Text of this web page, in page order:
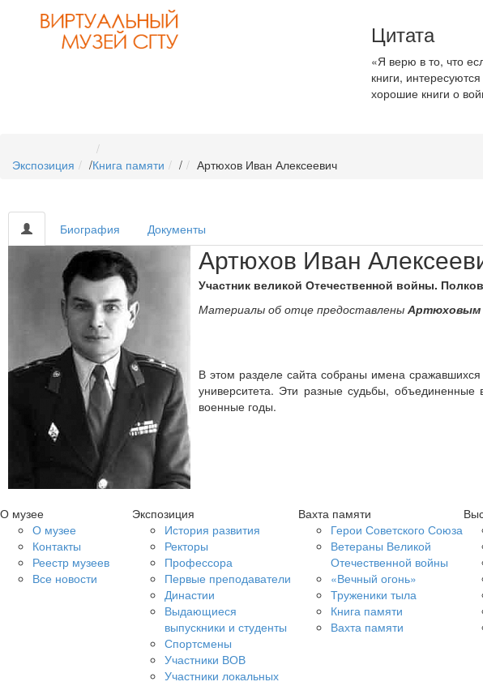
Цитата
«Я верю в то, что
книги,
хорошие книги о
Экспозиция /Книга памяти / Артюхов Иван Алексеевич
Биография Документы
Артюхов Иван
Участник великой Отечественной войны.
Материалы об отце предоставлены Артюховым
В этом разделе сайта собраны имена сражавшихся
университета. Эти разные судьбы,
военные годы.
О музее
О музее
Контакты
Реестр музеев
Все новости
Экспозиция
История развития
Ректоры
Профессора
Первые преподаватели
Династии
Выдающиеся
выпускники и студенты
Спортсмены
Участники ВОВ
Участники локальных
Вахта памяти
Герои Советского Союза
Ветераны Великой
Отечественной войны
«Вечный огонь»
Труженики тыла
Книга памяти
Вахта памяти